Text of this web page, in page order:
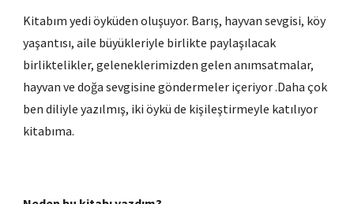
Kitabım yedi öyküden oluşuyor. Barış, hayvan sevgisi, köy
yaşantısı, aile büyükleriyle birlikte paylaşılacak
birliktelikler, geleneklerimizden gelen anımsatmalar,
hayvan ve doğa sevgisine göndermeler içeriyor .Daha çok
ben diliyle yazılmış, iki öykü de kişileştirmeyle katılıyor
kitabıma.